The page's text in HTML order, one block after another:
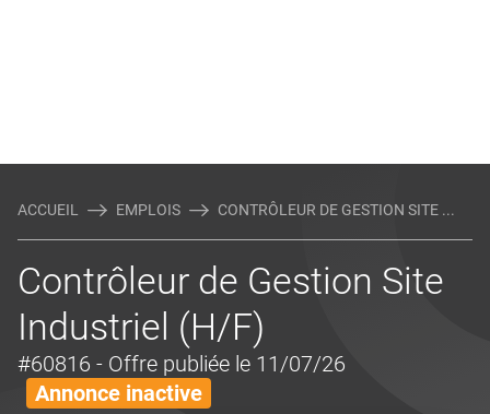
ACCUEIL EMPLOIS CONTRÔLEUR DE GESTION SITE ...
Contrôleur de Gestion Site
Industriel (H/F)
#60816 - Offre publiée le 11/07/26
Annonce inactive